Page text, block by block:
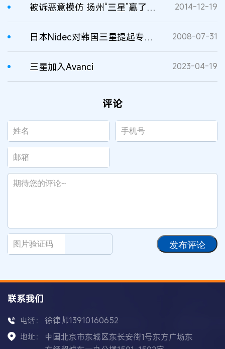
被诉恶意模仿 扬州“三星”赢了韩国“三星” 2014-12-19
日本Nidec对韩国三星提起专利侵权之诉 2008-07-31
三星加入Avanci 2023-04-19
评论
发布评论
联系我们
电话： 徐律师13910160652
地址：
中国北京市东城区东长安街1号东方广场东